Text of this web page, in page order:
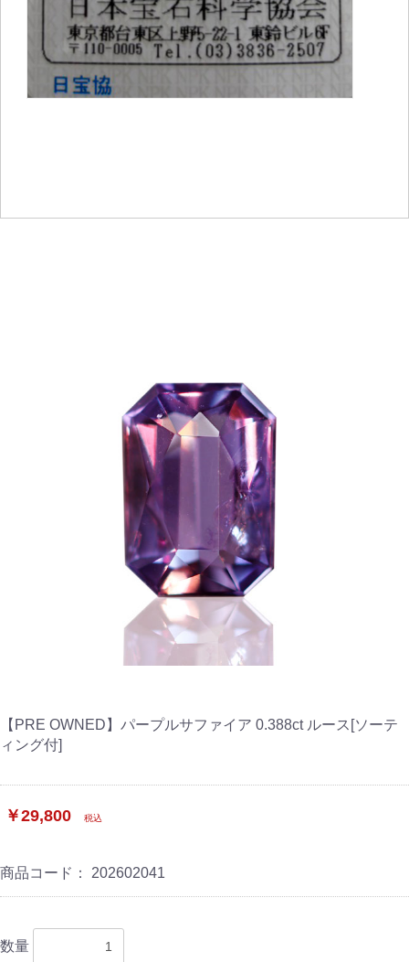
【PRE OWNED】パープルサファイア 0.388ct ルース[ソーテ
ィング付]
￥29,800 税込
商品コード： 202602041
数量